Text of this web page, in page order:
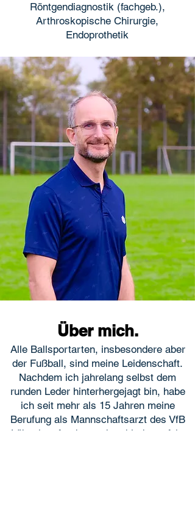
Röntgendiagnostik (fachgeb.),
Arthroskopische Chirurgie,
Endoprothetik
Über mich.
Alle Ballsportarten, insbesondere aber
der Fußball, sind meine Leidenschaft.
Nachdem ich jahrelang selbst dem
runden Leder hinterhergejagt bin, habe
ich seit mehr als 15 Jahren meine
Berufung als Mannschaftsarzt des VfB
Lübeck gefunden und verbinde perfekt